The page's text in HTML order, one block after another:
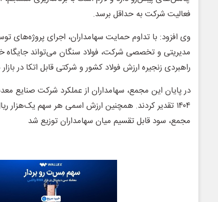
فعالیت شرکت به حداقل برسد.
وی افزود: با تداوم حمایت سهامداران، اجرای پروژه‌های
مدیریتی و تخصصی شرکت، فولاد سنگان می‌تواند جایگاه
راهبردی زنجیره ارزش فولاد کشور و شرکتی قابل اتکا در
در پایان این مجمع، سهامداران از عملکرد شرکت صنایع
۱۴۰۴ تقدیر کردند. همچنین ارزش اسمی هر سهم یک‌هزار
مجمع، سود قابل تقسیم میان سهامداران توزیع شد